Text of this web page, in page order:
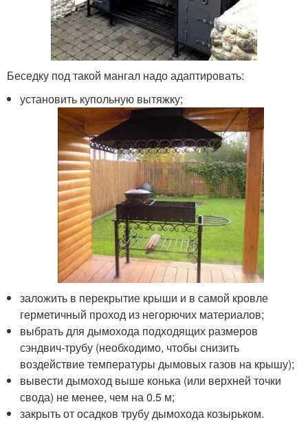
Беседку под такой мангал надо адаптировать:
установить купольную вытяжку;
заложить в перекрытие крыши и в самой кровле
герметичный проход из негорючих материалов;
выбрать для дымохода подходящих размеров
сэндвич-трубу (необходимо, чтобы снизить
воздействие температуры дымовых газов на крышу);
вывести дымоход выше конька (или верхней точки
свода) не менее, чем на 0.5 м;
закрыть от осадков трубу дымохода козырьком.